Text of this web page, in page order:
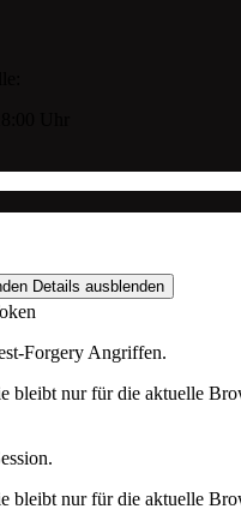
Details ausblenden
Forgery Angriffen.
bleibt nur für die aktuelle
bleibt nur für die aktuelle